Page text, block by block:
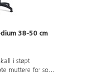
38-50 cm
i støpt
muttere for solid